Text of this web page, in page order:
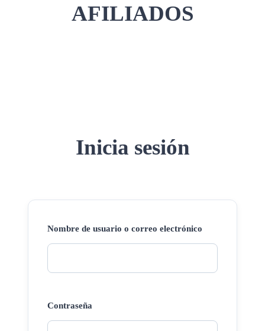
AFILIADOS
Inicia sesión
Nombre de usuario o correo electrónico
Contraseña